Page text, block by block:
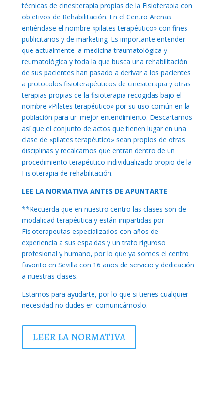
técnicas de cinesiterapia propias de la Fisioterapia con
objetivos de Rehabilitación. En el Centro Arenas
entiéndase el nombre «pilates terapéutico» con fines
publicitarios y de marketing. Es importante entender
que actualmente la medicina traumatológica y
reumatológica y toda la que busca una rehabilitación
de sus pacientes han pasado a derivar a los pacientes
a protocolos fisioterapéuticos de cinesiterapia y otras
terapias propias de la fisioterapia recogidas bajo el
nombre «Pilates terapéutico» por su uso común en la
población para un mejor entendimiento. Descartamos
así que el conjunto de actos que tienen lugar en una
clase de «pilates terapéutico» sean propios de otras
disciplinas y recalcamos que entran dentro de un
procedimiento terapéutico individualizado propio de la
Fisioterapia de rehabilitación.
LEE LA NORMATIVA ANTES DE APUNTARTE
**Recuerda que en nuestro centro las clases son de
modalidad terapéutica y están impartidas por
Fisioterapeutas especializados con años de
experiencia a sus espaldas y un trato riguroso
profesional y humano, por lo que ya somos el centro
favorito en Sevilla con 16 años de servicio y dedicación
a nuestras clases.
Estamos para ayudarte, por lo que si tienes cualquier
necesidad no dudes en comunicárnoslo.
LEER LA NORMATIVA